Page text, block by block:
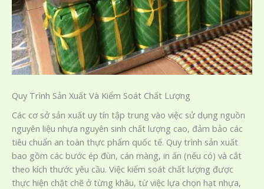
Quy Trình Sản Xuất Và Kiểm Soát Chất Lượng
Các cơ sở sản xuất uy tín tập trung vào việc sử dụng nguồn
nguyên liệu nhựa nguyên sinh chất lượng cao, đảm bảo các
tiêu chuẩn an toàn thực phẩm quốc tế. Quy trình sản xuất
bao gồm các bước ép đùn, cán màng, in ấn (nếu có) và cắt
theo kích thước yêu cầu. Việc kiểm soát chất lượng được
thực hiện chặt chẽ ở từng khâu, từ việc lựa chọn hạt nhựa,